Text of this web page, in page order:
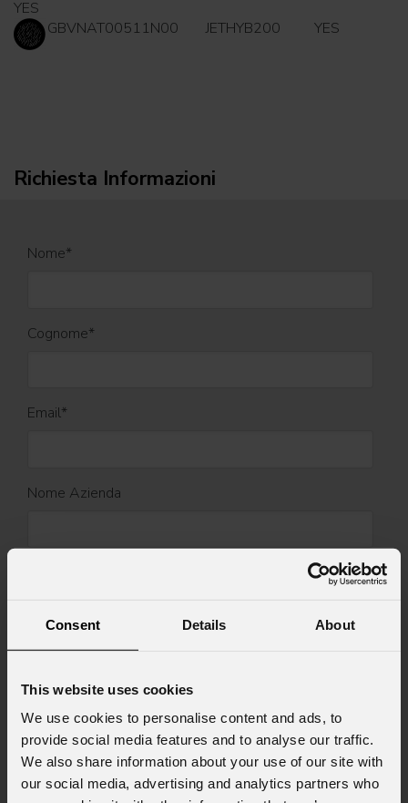
Consent Details About
This website uses cookies
We use cookies to personalise content and ads, to
provide social media features and to analyse our traffic.
We also share information about your use of our site with
our social media, advertising and analytics partners who
YES
GBVNAT00511N00
JETHYB200 YES
Richiesta Informazioni
Nome*
Cognome*
Email*
Nome Azienda
Cell.
Messaggio